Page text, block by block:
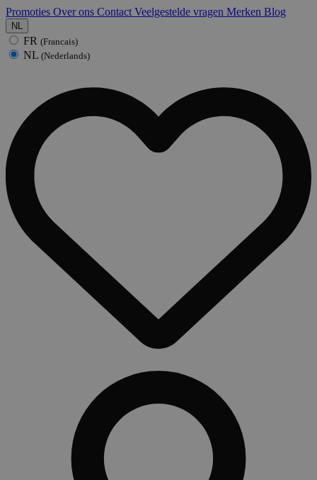
Promoties Over ons Contact Veelgestelde vragen Merken Blog
NL
FR (Francais)
NL (Nederlands)